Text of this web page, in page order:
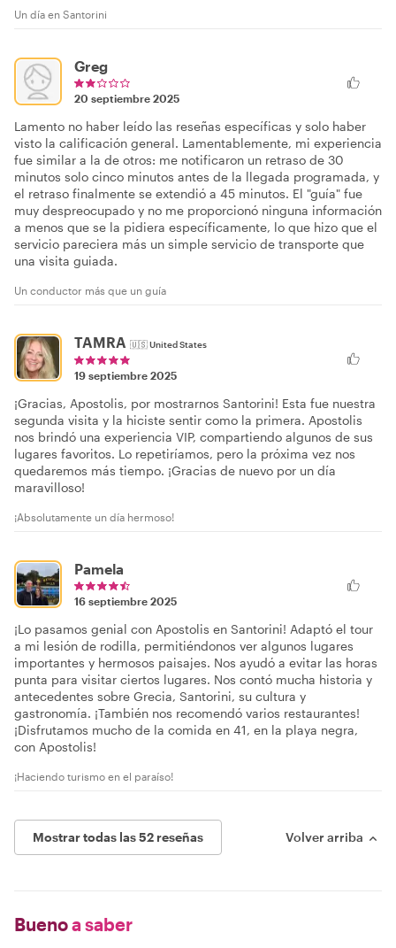
Un día en Santorini
Greg
20 septiembre 2025
Lamento no haber leído las reseñas específicas y solo haber
visto la calificación general. Lamentablemente, mi experiencia
fue similar a la de otros: me notificaron un retraso de 30
minutos solo cinco minutos antes de la llegada programada, y
el retraso finalmente se extendió a 45 minutos. El "guía" fue
muy despreocupado y no me proporcionó ninguna información
a menos que se la pidiera específicamente, lo que hizo que el
servicio pareciera más un simple servicio de transporte que
una visita guiada.
Un conductor más que un guía
TAMRA 🇺🇸United States
19 septiembre 2025
¡Gracias, Apostolis, por mostrarnos Santorini! Esta fue nuestra
segunda visita y la hiciste sentir como la primera. Apostolis
nos brindó una experiencia VIP, compartiendo algunos de sus
lugares favoritos. Lo repetiríamos, pero la próxima vez nos
quedaremos más tiempo. ¡Gracias de nuevo por un día
maravilloso!
¡Absolutamente un día hermoso!
Pamela
16 septiembre 2025
¡Lo pasamos genial con Apostolis en Santorini! Adaptó el tour
a mi lesión de rodilla, permitiéndonos ver algunos lugares
importantes y hermosos paisajes. Nos ayudó a evitar las horas
punta para visitar ciertos lugares. Nos contó mucha historia y
antecedentes sobre Grecia, Santorini, su cultura y
gastronomía. ¡También nos recomendó varios restaurantes!
¡Disfrutamos mucho de la comida en 41, en la playa negra,
con Apostolis!
¡Haciendo turismo en el paraíso!
Mostrar todas las 52 reseñas Volver arriba
Buenoa saber